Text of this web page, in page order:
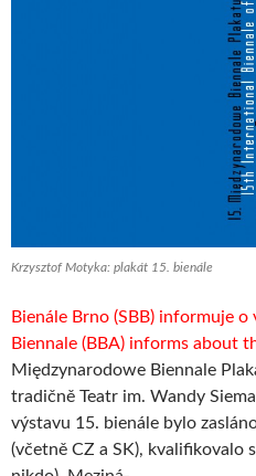
Krzysztof Motyka: plakát 15. bienále
Bienále Brno (SBB) informuje
Biennale (BBA) informs about
Międzynarodowe Biennale
tradičně Teatr im. Wandy
výstavu 15. bienále bylo
(včetně CZ a SK), kvalifikovalo